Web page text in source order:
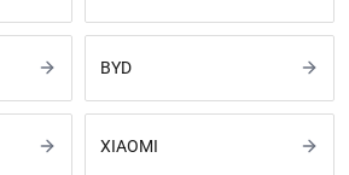
BYD
XIAOMI